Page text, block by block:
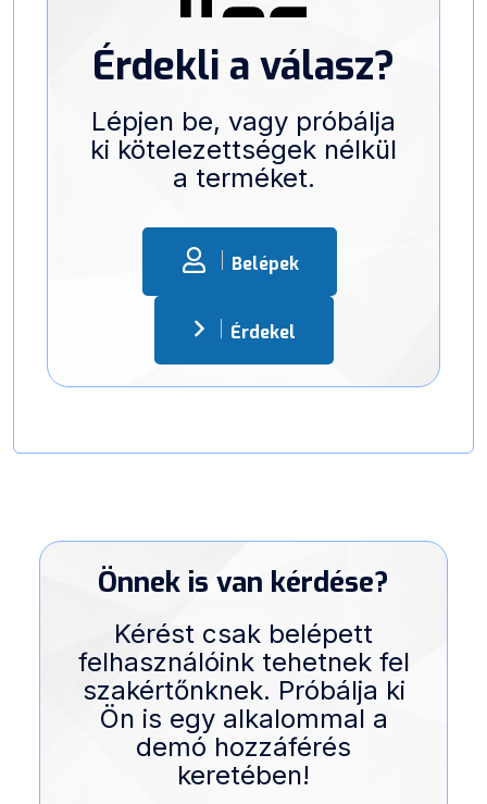
Érdekli a válasz?
Lépjen be, vagy próbálja
ki kötelezettségek nélkül
a terméket.
Belépek
Érdekel
Önnek is van kérdése?
Kérést csak belépett
felhasználóink tehetnek fel
szakértőnknek. Próbálja ki
Ön is egy alkalommal a
demó hozzáférés
keretében!